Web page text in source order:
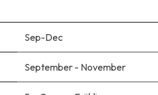
Sep-Dec
September - November